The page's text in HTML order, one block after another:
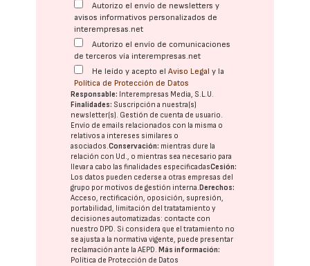
Autorizo el envío de newsletters y
avisos informativos personalizados de
interempresas.net
Autorizo el envío de comunicaciones
de terceros vía interempresas.net
He leído y acepto elAviso Legal y la
Política de Protección de Datos
Responsable: Interempresas Media, S.L.U.
Finalidades: Suscripción a nuestra(s)
newsletter(s). Gestión de cuenta de usuario.
Envío de emails relacionados con la misma o
relativos a intereses similares o
asociados.Conservación: mientras dure la
relación con Ud., o mientras sea necesario para
llevar a cabo las finalidades especificadasCesión:
Los datos pueden cederse a otras empresas del
grupo por motivos de gestión interna. Derechos:
Acceso, rectificación, oposición, supresión,
portabilidad, limitación del tratatamiento y
decisiones automatizadas: contacte con
nuestro DPD. Si considera que el tratamiento no
se ajusta a la normativa vigente, puede presentar
reclamación ante laAEPD. Más información:
Política de Protección de Datos